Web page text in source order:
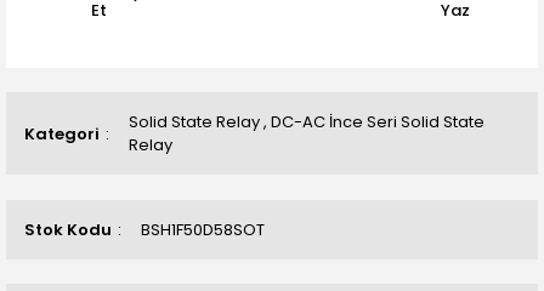
Kategori Solid State Relay, DC-AC İnce Seri Solid State
Relay
Stok Kodu BSH1F50D58SOT
Et Yaz